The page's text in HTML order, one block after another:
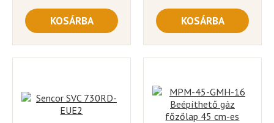
KOSÁRBA KOSÁRBA